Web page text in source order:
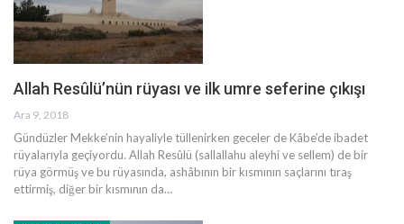
Allah Resûlü’nün rüyası ve ilk umre seferine çıkışı
Ara 9, 2018
Gündüzler Mekke’nin hayaliyle tüllenirken geceler de Kâbe’de ibadet
rüyalarıyla geçiyordu. Allah Resûlü (sallallahu aleyhi ve sellem) de bir
rüya görmüş ve bu rüyasında, ashâbının bir kısmının saçlarını tıraş
ettirmiş, diğer bir kısmının da…